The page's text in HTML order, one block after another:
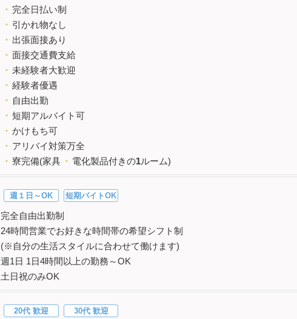
・ 完全日払い制
・ 引かれ物なし
・ 出張面接あり
・ 面接交通費支給
・ 未経験者大歓迎
・ 経験者優遇
・ 自由出勤
・ 短期アルバイト可
・ かけもち可
・ アリバイ対策万全
・ 寮完備(家具 ・ 電化製品付きの1ルーム)
週１日～OK 短期バイトOK
完全自由出勤制
24時間営業でお好きな時間帯の希望シフト制
(※自分の生活スタイルに合わせて働けます)
週1日 1日4時間以上の勤務～OK
土日祝のみOK
20代 歓迎 30代 歓迎